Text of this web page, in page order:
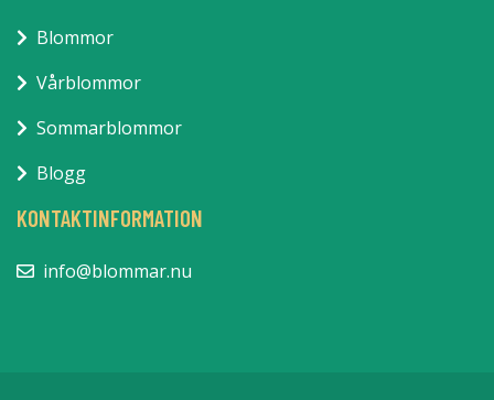
Blommor
Vårblommor
Sommarblommor
Blogg
KONTAKTINFORMATION
info@blommar.nu